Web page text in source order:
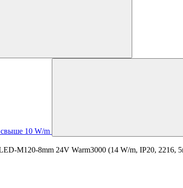
10 W/m
M120-8mm 24V Warm3000 (14 W/m, IP20, 2216,